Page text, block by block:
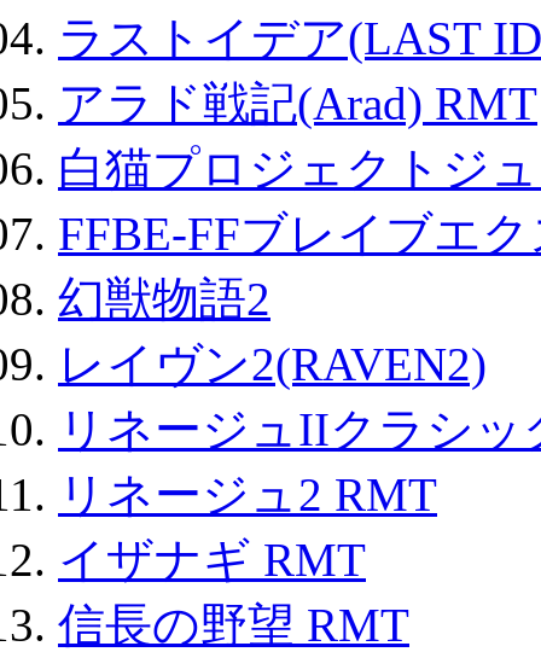
ラストイデア(LAST
アラド戦記(Arad) RMT
白猫プロジェクトジ
FFBE-FFブレイブエ
幻獣物語2
レイヴン2(RAVEN2)
リネージュIIクラシ
リネージュ2 RMT
イザナギ RMT
信長の野望 RMT